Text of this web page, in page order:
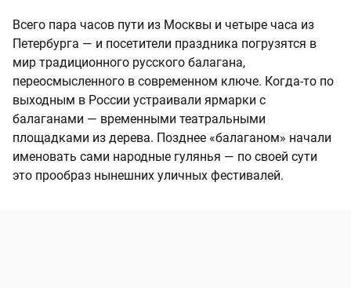
Всего пара часов пути из Москвы и четыре часа из
Петербурга — и посетители праздника погрузятся в
мир традиционного русского балагана,
переосмысленного в современном ключе. Когда-то по
выходным в России устраивали ярмарки с
балаганами — временными театральными
площадками из дерева. Позднее «балаганом» начали
именовать сами народные гулянья — по своей сути
это прообраз нынешних уличных фестивалей.